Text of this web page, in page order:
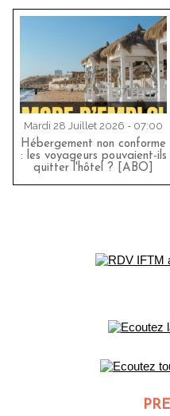
Mardi 28 Juillet 2026 - 07:00
Hébergement non conforme
: les voyageurs pouvaient-ils
quitter l'hôtel ? [ABO]